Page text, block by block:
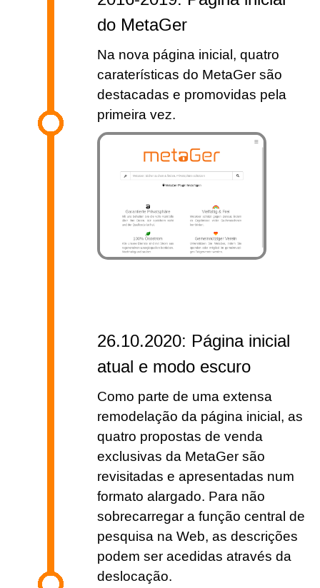
do MetaGer
Na nova página inicial, quatro
caraterísticas do MetaGer são
destacadas e promovidas pela
primeira vez.
26.10.2020: Página inicial
atual e modo escuro
Como parte de uma extensa
remodelação da página inicial, as
quatro propostas de venda
exclusivas da MetaGer são
revisitadas e apresentadas num
formato alargado. Para não
sobrecarregar a função central de
pesquisa na Web, as descrições
podem ser acedidas através da
deslocação.